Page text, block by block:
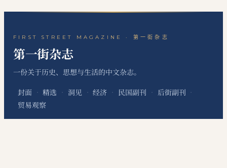
FIRST STREET MAGAZINE · 第一街杂志
第一街杂志
一份关于历史、思想与生活的中文杂志。
封面 · 精选 · 洞见 · 经济 · 民国副刊 · 后街副刊 ·
贸易观察